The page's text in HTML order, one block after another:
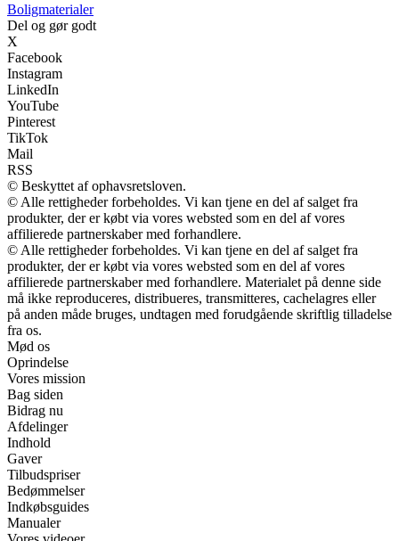
Boligmaterialer
Del og gør godt
X
Facebook
Instagram
LinkedIn
YouTube
Pinterest
TikTok
Mail
RSS
© Beskyttet af ophavsretsloven.
© Alle rettigheder forbeholdes. Vi kan tjene en del af salget fra
produkter, der er købt via vores websted som en del af vores
affilierede partnerskaber med forhandlere.
© Alle rettigheder forbeholdes. Vi kan tjene en del af salget fra
produkter, der er købt via vores websted som en del af vores
affilierede partnerskaber med forhandlere. Materialet på denne side
må ikke reproduceres, distribueres, transmitteres, cachelagres eller
på anden måde bruges, undtagen med forudgående skriftlig tilladelse
fra os.
Mød os
Oprindelse
Vores mission
Bag siden
Bidrag nu
Afdelinger
Indhold
Gaver
Tilbudspriser
Bedømmelser
Indkøbsguides
Manualer